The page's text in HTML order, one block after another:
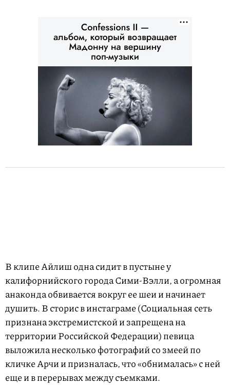
В клипе Айлиш одна сидит в пустыне у
калифорнийского города Сими-Вэлли, а огромная
анаконда обвивается вокруг ее шеи и начинает
душить. В сторис в инстаграме (Социальная сеть
признана экстремистской и запрещена на
территории Российской Федерации) певица
выложила несколько фотографий со змеей по
кличке Арчи и призналась, что «обнималась» с ней
еще и в перерывах между съемками.